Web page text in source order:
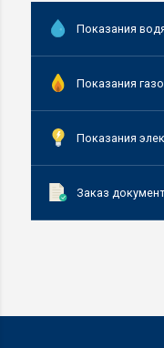
Показания
Показания
Показания
Заказ